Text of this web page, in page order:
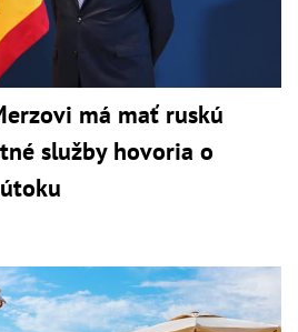
má mať ruskú
služby hovoria o